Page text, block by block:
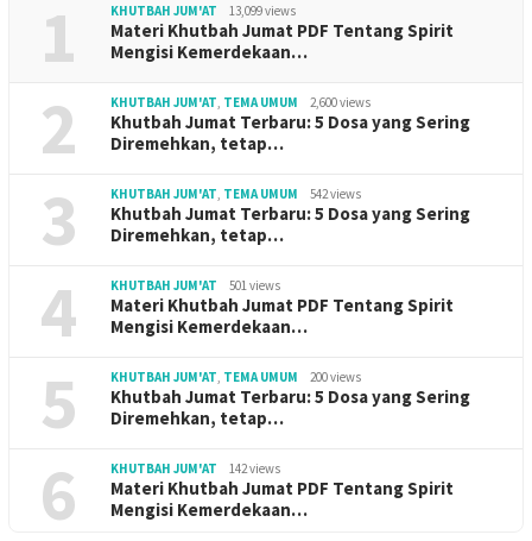
1 KHUTBAH JUM'AT 13,099 views
Materi Khutbah Jumat PDF Tentang Spirit
Mengisi Kemerdekaan…
2 KHUTBAH JUM'AT, TEMA UMUM 2,600 views
Khutbah Jumat Terbaru: 5 Dosa yang Sering
Diremehkan, tetap…
3 KHUTBAH JUM'AT, TEMA UMUM 542 views
Khutbah Jumat Terbaru: 5 Dosa yang Sering
Diremehkan, tetap…
4 KHUTBAH JUM'AT 501 views
Materi Khutbah Jumat PDF Tentang Spirit
Mengisi Kemerdekaan…
5 KHUTBAH JUM'AT, TEMA UMUM 200 views
Khutbah Jumat Terbaru: 5 Dosa yang Sering
Diremehkan, tetap…
6 KHUTBAH JUM'AT 142 views
Materi Khutbah Jumat PDF Tentang Spirit
Mengisi Kemerdekaan…